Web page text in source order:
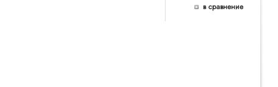
в сравнение